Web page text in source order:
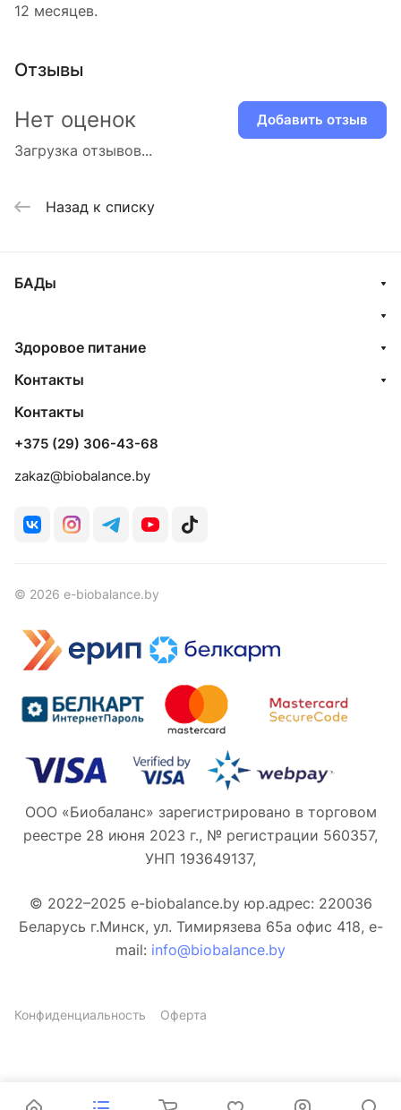
12 месяцев.
Отзывы
Загрузка отзывов...
Нет оценок Добавить отзыв
Назад к списку
БАДы
Здоровое питание
Контакты
Контакты
+375 (29) 306-43-68
zakaz@biobalance.by
© 2026 e-biobalance.by
ООО «Биобаланс» зарегистрировано в торговом
реестре 28 июня 2023 г., № регистрации 560357,
УНП 193649137,
© 2022–2025 e-biobalance.by юр.адрес: 220036
Беларусь г.Минск, ул. Тимирязева 65а офис 418, e-
mail: info@biobalance.by
Конфиденциальность Оферта